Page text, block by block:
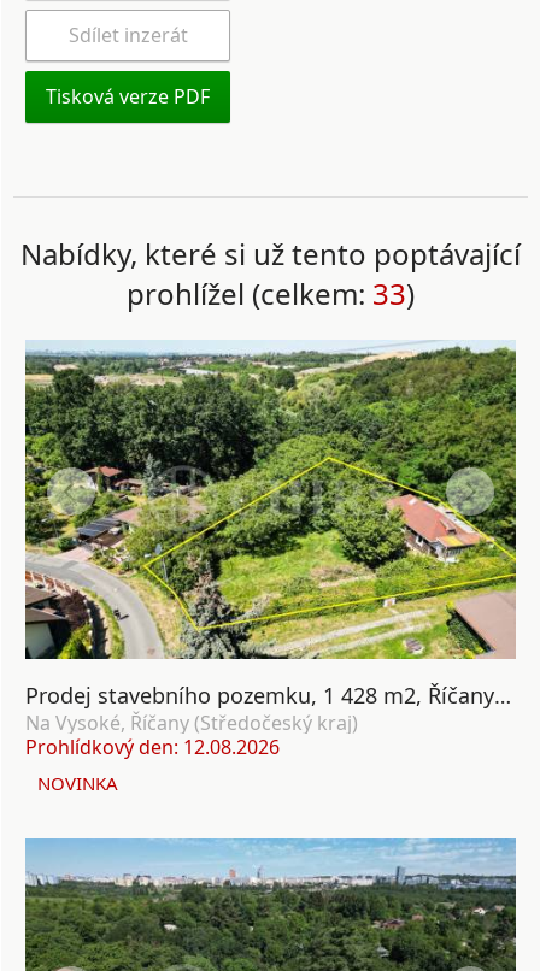
Sdílet inzerát
Tisková verze PDF
Nabídky, které si už tento poptávající
prohlížel (celkem: 33)
Prodej stavebního pozemku, 1 428 m2, Říčany u Prahy
Na Vysoké, Říčany (Středočeský kraj)
Prohlídkový den: 12.08.2026
NOVINKA